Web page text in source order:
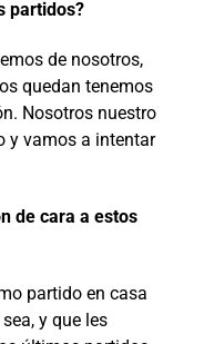
partidos?
de nosotros,
quedan tenemos
Nosotros nuestro
y vamos a intentar
de cara a estos
partido en casa
y que les